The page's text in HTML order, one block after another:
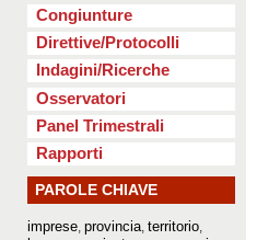
Congiunture
Direttive/Protocolli
Indagini/Ricerche
Osservatori
Panel Trimestrali
Rapporti
PAROLE CHIAVE
imprese provincia territorio